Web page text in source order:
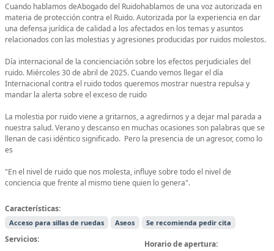
Cuando hablamos deAbogado del Ruidohablamos de una voz autorizada en
materia de protección contra el Ruido. Autorizada por la experiencia en dar
una defensa jurídica de calidad a los afectados en los temas y asuntos
relacionados con las molestias y agresiones producidas por ruidos molestos.
Día internacional de la concienciación sobre los efectos perjudiciales del
ruido. Miércoles 30 de abril de 2025. Cuando vemos llegar el día
Internacional contra el ruido todos queremos mostrar nuestra repulsa y
mandar la alerta sobre el exceso de ruido
La molestia por ruido viene a gritarnos, a agredirnos y a dejar mal parada a
nuestra salud. Verano y descanso en muchas ocasiones son palabras que se
llenan de casi idéntico significado. Pero la presencia de un agresor, como lo
es
"En el nivel de ruido que nos molesta, influye sobre todo el nivel de
conciencia que frente al mismo tiene quien lo genera".
Características:
Acceso para sillas de ruedas Aseos Se recomienda pedir cita
Servicios:
Horario de apertura: